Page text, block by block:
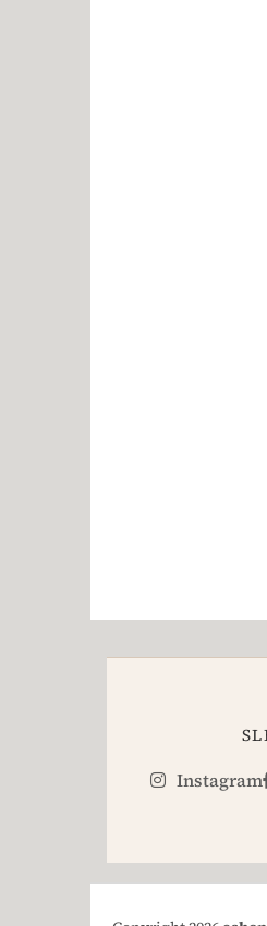
Instagram